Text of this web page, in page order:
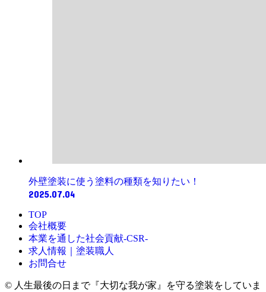
外壁塗装に使う塗料の種類を知りたい！
2025.07.04
TOP
会社概要
本業を通した社会貢献-CSR-
求人情報｜塗装職人
お問合せ
© 人生最後の日まで『大切な我が家』を守る塗装をしていま